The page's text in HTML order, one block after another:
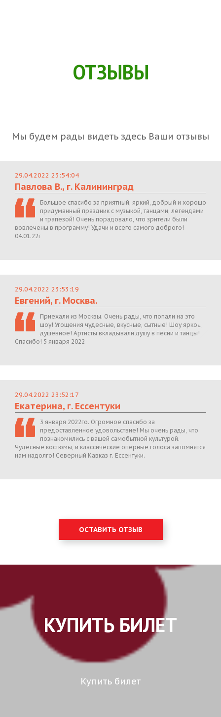
ОТЗЫВЫ
Мы будем рады видеть здесь Ваши отзывы
29.04.2022 23:54:04
Павлова В., г. Калининград
Большое спасибо за приятный, яркий, добрый и хорошо
придуманный праздник с музыкой, танцами, легендами
и трапезой! Очень порадовало, что зрители были
вовлечены в программу! Удачи и всего самого доброго!
04.01.22г
29.04.2022 23:53:19
Евгений, г. Москва.
Приехали из Москвы. Очень рады, что попали на это
шоу! Угощения чудесные, вкусные, сытные! Шоу яркое,
душевное! Артисты вкладывали душу в песни и танцы!
Спасибо! 5 января 2022
29.04.2022 23:52:17
Екатерина, г. Ессентуки
3 января 2022го. Огромное спасибо за
предоставленное удовольствие! Мы очень рады, что
познакомились с вашей самобытной культурой.
Чудесные костюмы, и классические оперные голоса запомнятся
нам надолго! Северный Кавказ г. Ессентуки.
ОСТАВИТЬ ОТЗЫВ
КУПИТЬ БИЛЕТ
Купить билет